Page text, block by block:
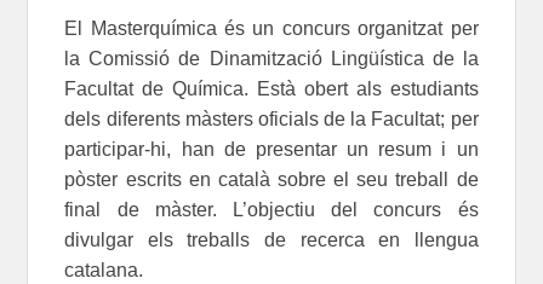
El Masterquímica és un concurs organitzat per
la Comissió de Dinamització Lingüística de la
Facultat de Química. Està obert als estudiants
dels diferents màsters oficials de la Facultat; per
participar-hi, han de presentar un resum i un
pòster escrits en català sobre el seu treball de
final de màster. L’objectiu del concurs és
divulgar els treballs de recerca en llengua
catalana.